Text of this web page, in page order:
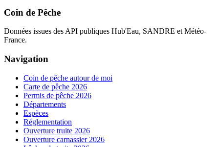
Coin de Pêche
Données issues des API publiques Hub'Eau, SANDRE et Météo-
France.
Navigation
Coin de pêche autour de moi
Carte de pêche 2026
Permis de pêche 2026
Départements
Espèces
Réglementation
Ouverture truite 2026
Ouverture carnassier 2026